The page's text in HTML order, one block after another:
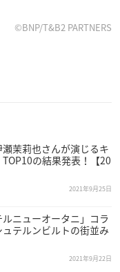
©BNP/T&B2 PARTNERS
茉莉也さんが演じるキ
の結果発表！【20
2021年9月25日
ニューオータニ」コラ
テルンビルトの街並み
2021年9月22日